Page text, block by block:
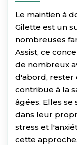
Le maintien à
Gilette est un
nombreuses
Assist, ce
de nombreux
d'abord, rester
contribue à la
âgées. Elles se
dans leur
stress et
cette